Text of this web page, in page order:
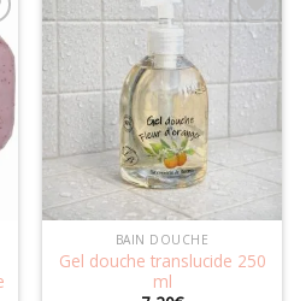
plusieurs
variations.
Les
options
peuvent
être
choisies
sur
la
page
du
Ajouter
wishlist
BAIN DOUCHE
Gel douche translucide 250
ml